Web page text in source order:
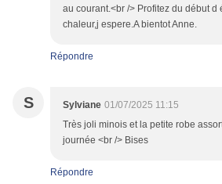
au courant.<br /> Profitez du début d
chaleur,j espere.A bientot Anne.
Répondre
S Sylviane 01/07/2025 11:15
Très joli minois et la petite robe
journée <br /> Bises
Répondre